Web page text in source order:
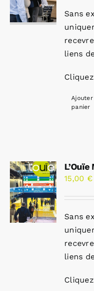
Sans
liens
Ajouter
panier
15,00 €
Sans
liens